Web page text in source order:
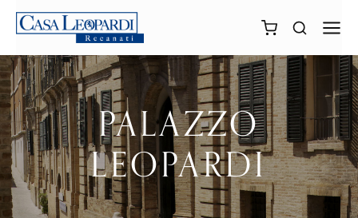
PALAZZO
LEOPARDI